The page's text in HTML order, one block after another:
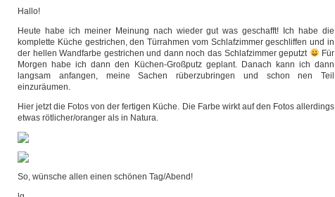
Hallo!
Heute habe ich meiner Meinung nach wieder gut was geschafft! Ich habe die
komplette Küche gestrichen, den Türrahmen vom Schlafzimmer geschliffen und in
der hellen Wandfarbe gestrichen und dann noch das Schlafzimmer geputzt
Für
Morgen habe ich dann den Küchen-Großputz geplant. Danach kann ich dann
langsam anfangen, meine Sachen rüberzubringen und schon nen Teil
einzuräumen.
Hier jetzt die Fotos von der fertigen Küche. Die Farbe wirkt auf den Fotos allerdings
etwas rötlicher/oranger als in Natura.
So, wünsche allen einen schönen Tag/Abend!